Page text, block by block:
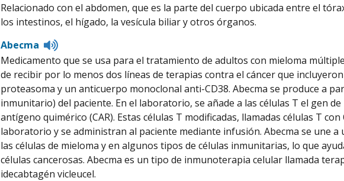
pronunciation
Relacionado con el abdomen, que es la parte del cuerpo ubicada entre el
los intestinos, el hígado, la vesícula biliar y otros órganos.
Abecma
Listen
pronunciation
Medicamento que se usa para el tratamiento de adultos con mieloma
de recibir por lo menos dos líneas de terapias contra el cáncer que
proteasoma y un anticuerpo monoclonal anti-CD38. Abecma se produce a
inmunitario) del paciente. En el laboratorio, se añade a las células T el gen
antígeno quimérico (CAR). Estas células T modificadas, llamadas células T
laboratorio y se administran al paciente mediante infusión. Abecma se une
las células de mieloma y en algunos tipos de células inmunitarias, lo que
células cancerosas. Abecma es un tipo de inmunoterapia celular llamada
idecabtagén vicleucel.